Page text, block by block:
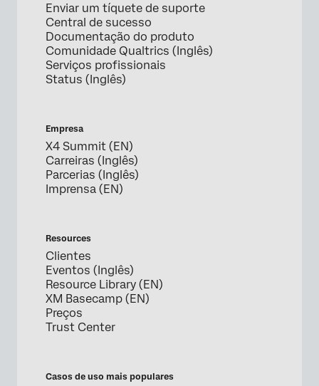
Enviar um tíquete de suporte
Central de sucesso
Documentação do produto
Comunidade Qualtrics (Inglês)
Serviços profissionais
Status (Inglês)
Empresa
X4 Summit (EN)
Carreiras (Inglês)
Parcerias (Inglês)
Imprensa (EN)
Resources
Clientes
Eventos (Inglês)
Resource Library (EN)
XM Basecamp (EN)
Preços
Trust Center
Casos de uso mais populares